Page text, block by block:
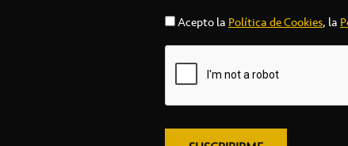
Acepto la Política de Cookies, la